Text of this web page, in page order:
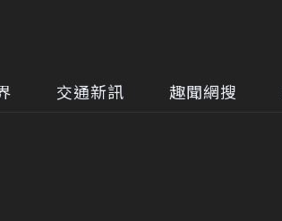
交通新訊 趣聞網搜